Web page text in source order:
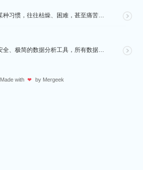
强迫自己养成某种习惯，往往枯燥、困难，甚至痛苦。而喝水种花旨在通过种花这种游戏的方式，让您在养成喝水...
一款本地化、安全、极简的数据分析工具，所有数据处理均在您的设备上完成，绝不离开本地。Windows、...
Made with ❤ by Mergeek